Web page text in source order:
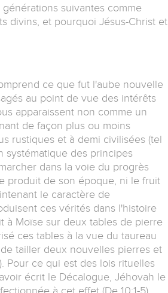
suivantes comme
divins, et pourquoi Jésus-Christ et
ce que fut l'aube nouvelle
au point de vue des intérêts
apparaissent non comme un
de façon plus ou moins
rustiques et à demi civilisées (tel
systématique des principes
dans la voie du progrès
produit de son époque, ni le fruit
le caractère de
ces vérités dans l'histoire
à Moïse sur deux tables de pierre
ces tables à la vue du taureau
de tailler deux nouvelles pierres et
Pour ce qui est des lois rituelles
écrit le Décalogue, Jéhovah le
à cet effet (De 10:1-5).